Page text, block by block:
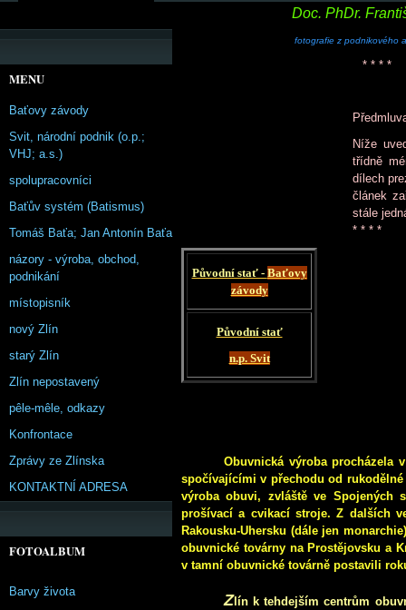
Doc. PhDr.
fotografie z podnikového
* * * *
Níže
třídně
dílech
článek
stále
* * * *
Původní stať - Baťovy
závody
Původní stať
n.p. Svit
Obuvnická výroba procházela
spočívajícími v přechodu od
výroba obuvi, zvláště ve Spojených
prošívací a cvikací stroje. Z dalších
Rakousku-Uhersku (dále jen
obuvnické továrny na Prostějovsku a
v tamní obuvnické továrně postavili
Z lín k tehdejším centrům
MENU
Baťovy závody
Svit, národní podnik (o.p.;
VHJ; a.s.)
spolupracovníci
Baťův systém (Batismus)
Tomáš Baťa; Jan Antonín Baťa
názory - výroba, obchod,
podnikání
místopisník
nový Zlín
starý Zlín
Zlín nepostavený
pêle-mêle, odkazy
Konfrontace
Zprávy ze Zlínska
KONTAKTNÍ ADRESA
FOTOALBUM
Barvy života